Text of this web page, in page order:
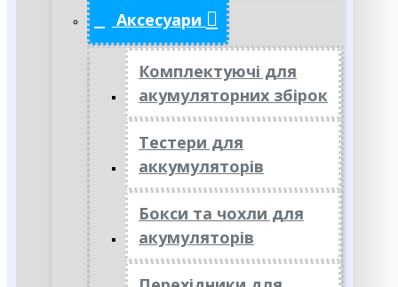
Аксесуари
Комплектуючі для
акумуляторних збірок
Тестери для
аккумуляторів
Бокси та чохли для
акумуляторів